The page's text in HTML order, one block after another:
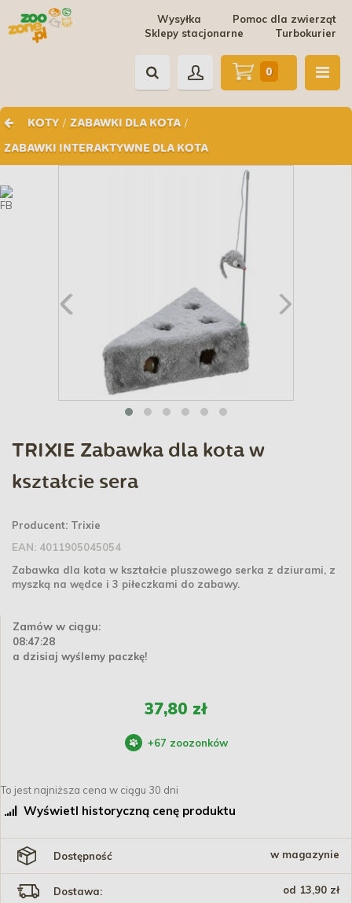
Pomoc dla zwierząt
Wysyłka
Turbokurier
Sklepy stacjonarne
KOTY / ZABAWKI DLA KOTA /
ZABAWKI INTERAKTYWNE DLA KOTA
0
TRIXIE Zabawka dla kota w
kształcie sera
Producent: Trixie
EAN: 4011905045054
Zabawka dla kota w kształcie pluszowego serka z dziurami, z
myszką na wędce i 3 piłeczkami do zabawy.
Zamów w ciągu:
08:47:28
a dzisiaj wyślemy paczkę!
37,80 zł
+67 zoozonków
To jest najniższa cena w ciągu 30 dni
Wyświetl historyczną cenę produktu
Dostępność w magazynie
Dostawa: od 13,90 zł